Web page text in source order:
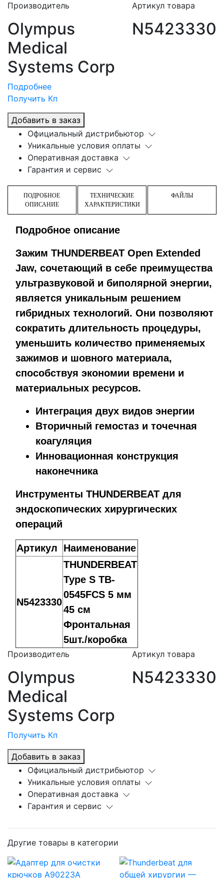
Производитель
Olympus
Medical
Systems Corp
Артикул товара
N5423330
Подробнее
Получить Кп
Добавить в заказ
Официальный дистрибьютор
Уникальные условия оплаты
Оперативная доставка
Гарантия и сервис
ПОДРОБНОЕ
ОПИСАНИЕ
ТЕХНИЧЕСКИЕ
ХАРАКТЕРИСТИКИ
ФАЙЛЫ
Подробное описание
Зажим THUNDERBEAT Open Extended
Jaw, сочетающий в себе преимущества
ультразвуковой и биполярной энергии,
является уникальным решением
гибридных технологий. Они позволяют
сократить длительность процедуры,
уменьшить количество применяемых
зажимов и шовного материала,
способствуя экономии времени и
материальных ресурсов.
Интеграция двух видов энергии
Вторичный гемостаз и точечная
коагуляция
Инновационная конструкция
наконечника
Инструменты THUNDERBEAT для
эндоскопических хирургических
операций
Артикул Наименование
N5423330
THUNDERBEAT
Type S TB-
0545FCS 5 мм
45 см
Фронтальная
5шт./коробка
Производитель
Olympus
Medical
Systems Corp
Артикул товара
N5423330
Получить Кп
Добавить в заказ
Официальный дистрибьютор
Уникальные условия оплаты
Оперативная доставка
Гарантия и сервис
Другие товары в категории